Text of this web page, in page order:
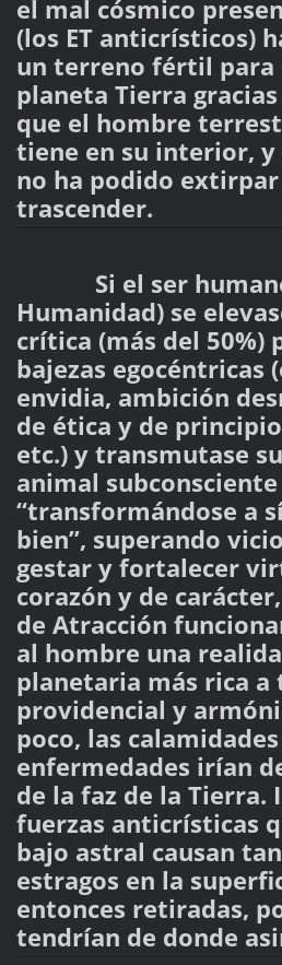
el mal cósmico
(los ET anticrísticos)
un terreno fértil para
planeta Tierra
que el hombre
tiene en su interior, y
no ha podido
trascender.
Si el ser
Humanidad) se
crítica (más del 50%)
bajezas egocéntricas
envidia, ambición
de ética y de
etc.) y transmutase
animal subconsciente
“transformándose a
bien”, superando
gestar y fortalecer
corazón y de
de Atracción
al hombre una
planetaria más rica a
providencial y
poco, las
enfermedades irían
de la faz de la Tierra.
fuerzas anticrísticas
bajo astral causan
estragos en la
entonces retiradas,
tendrían de donde